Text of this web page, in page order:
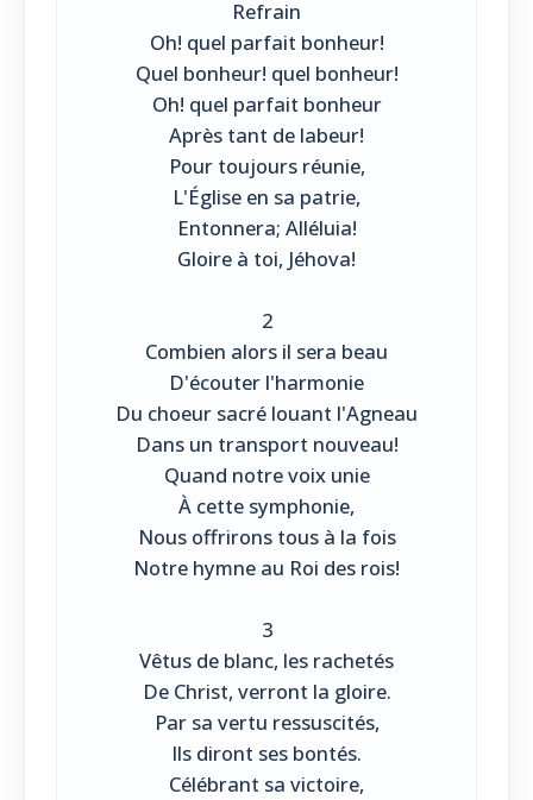
Refrain
Oh! quel parfait bonheur!
Quel bonheur! quel bonheur!
Oh! quel parfait bonheur
Après tant de labeur!
Pour toujours réunie,
L'Église en sa patrie,
Entonnera; Alléluia!
Gloire à toi, Jéhova!
2
Combien alors il sera beau
D'écouter l'harmonie
Du choeur sacré louant l'Agneau
Dans un transport nouveau!
Quand notre voix unie
À cette symphonie,
Nous offrirons tous à la fois
Notre hymne au Roi des rois!
3
Vêtus de blanc, les rachetés
De Christ, verront la gloire.
Par sa vertu ressuscités,
Ils diront ses bontés.
Célébrant sa victoire,